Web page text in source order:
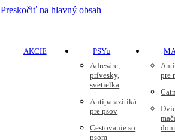
Preskočiť na hlavný obsah
AKCIE
PSY
Adresáre,
prívesky,
svetielka
Antiparazitiká
pre psov
Cestovanie so
psom
pre